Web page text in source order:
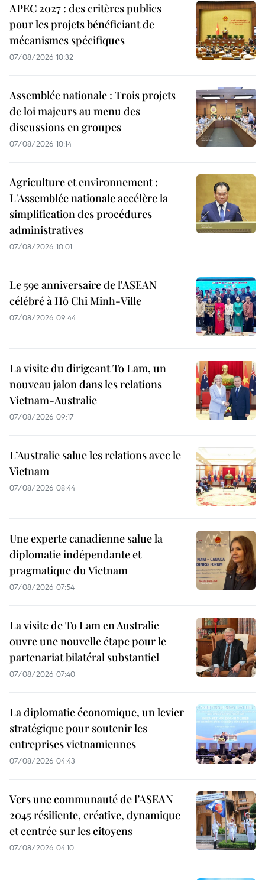
APEC 2027 : des critères publics
pour les projets bénéficiant de
mécanismes spécifiques
07/08/2026 10:32
Assemblée nationale : Trois projets
de loi majeurs au menu des
discussions en groupes
07/08/2026 10:14
Agriculture et environnement :
L'Assemblée nationale accélère la
simplification des procédures
administratives
07/08/2026 10:01
Le 59e anniversaire de l'ASEAN
célébré à Hô Chi Minh-Ville
07/08/2026 09:44
La visite du dirigeant To Lam, un
nouveau jalon dans les relations
Vietnam-Australie
07/08/2026 09:17
L’Australie salue les relations avec le
Vietnam
07/08/2026 08:44
Une experte canadienne salue la
diplomatie indépendante et
pragmatique du Vietnam
07/08/2026 07:54
La visite de To Lam en Australie
ouvre une nouvelle étape pour le
partenariat bilatéral substantiel
07/08/2026 07:40
La diplomatie économique, un levier
stratégique pour soutenir les
entreprises vietnamiennes
07/08/2026 04:43
Vers une communauté de l’ASEAN
2045 résiliente, créative, dynamique
et centrée sur les citoyens
07/08/2026 04:10